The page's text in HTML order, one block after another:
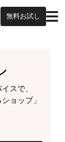
無料お試し
スで、
ョップ」